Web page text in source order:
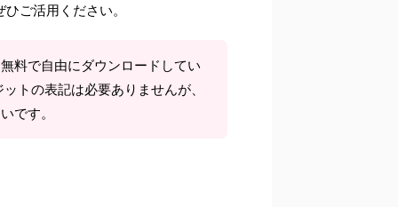
ご活用ください。
料で自由にダウンロードしてい
トの表記は必要ありませんが、
です。